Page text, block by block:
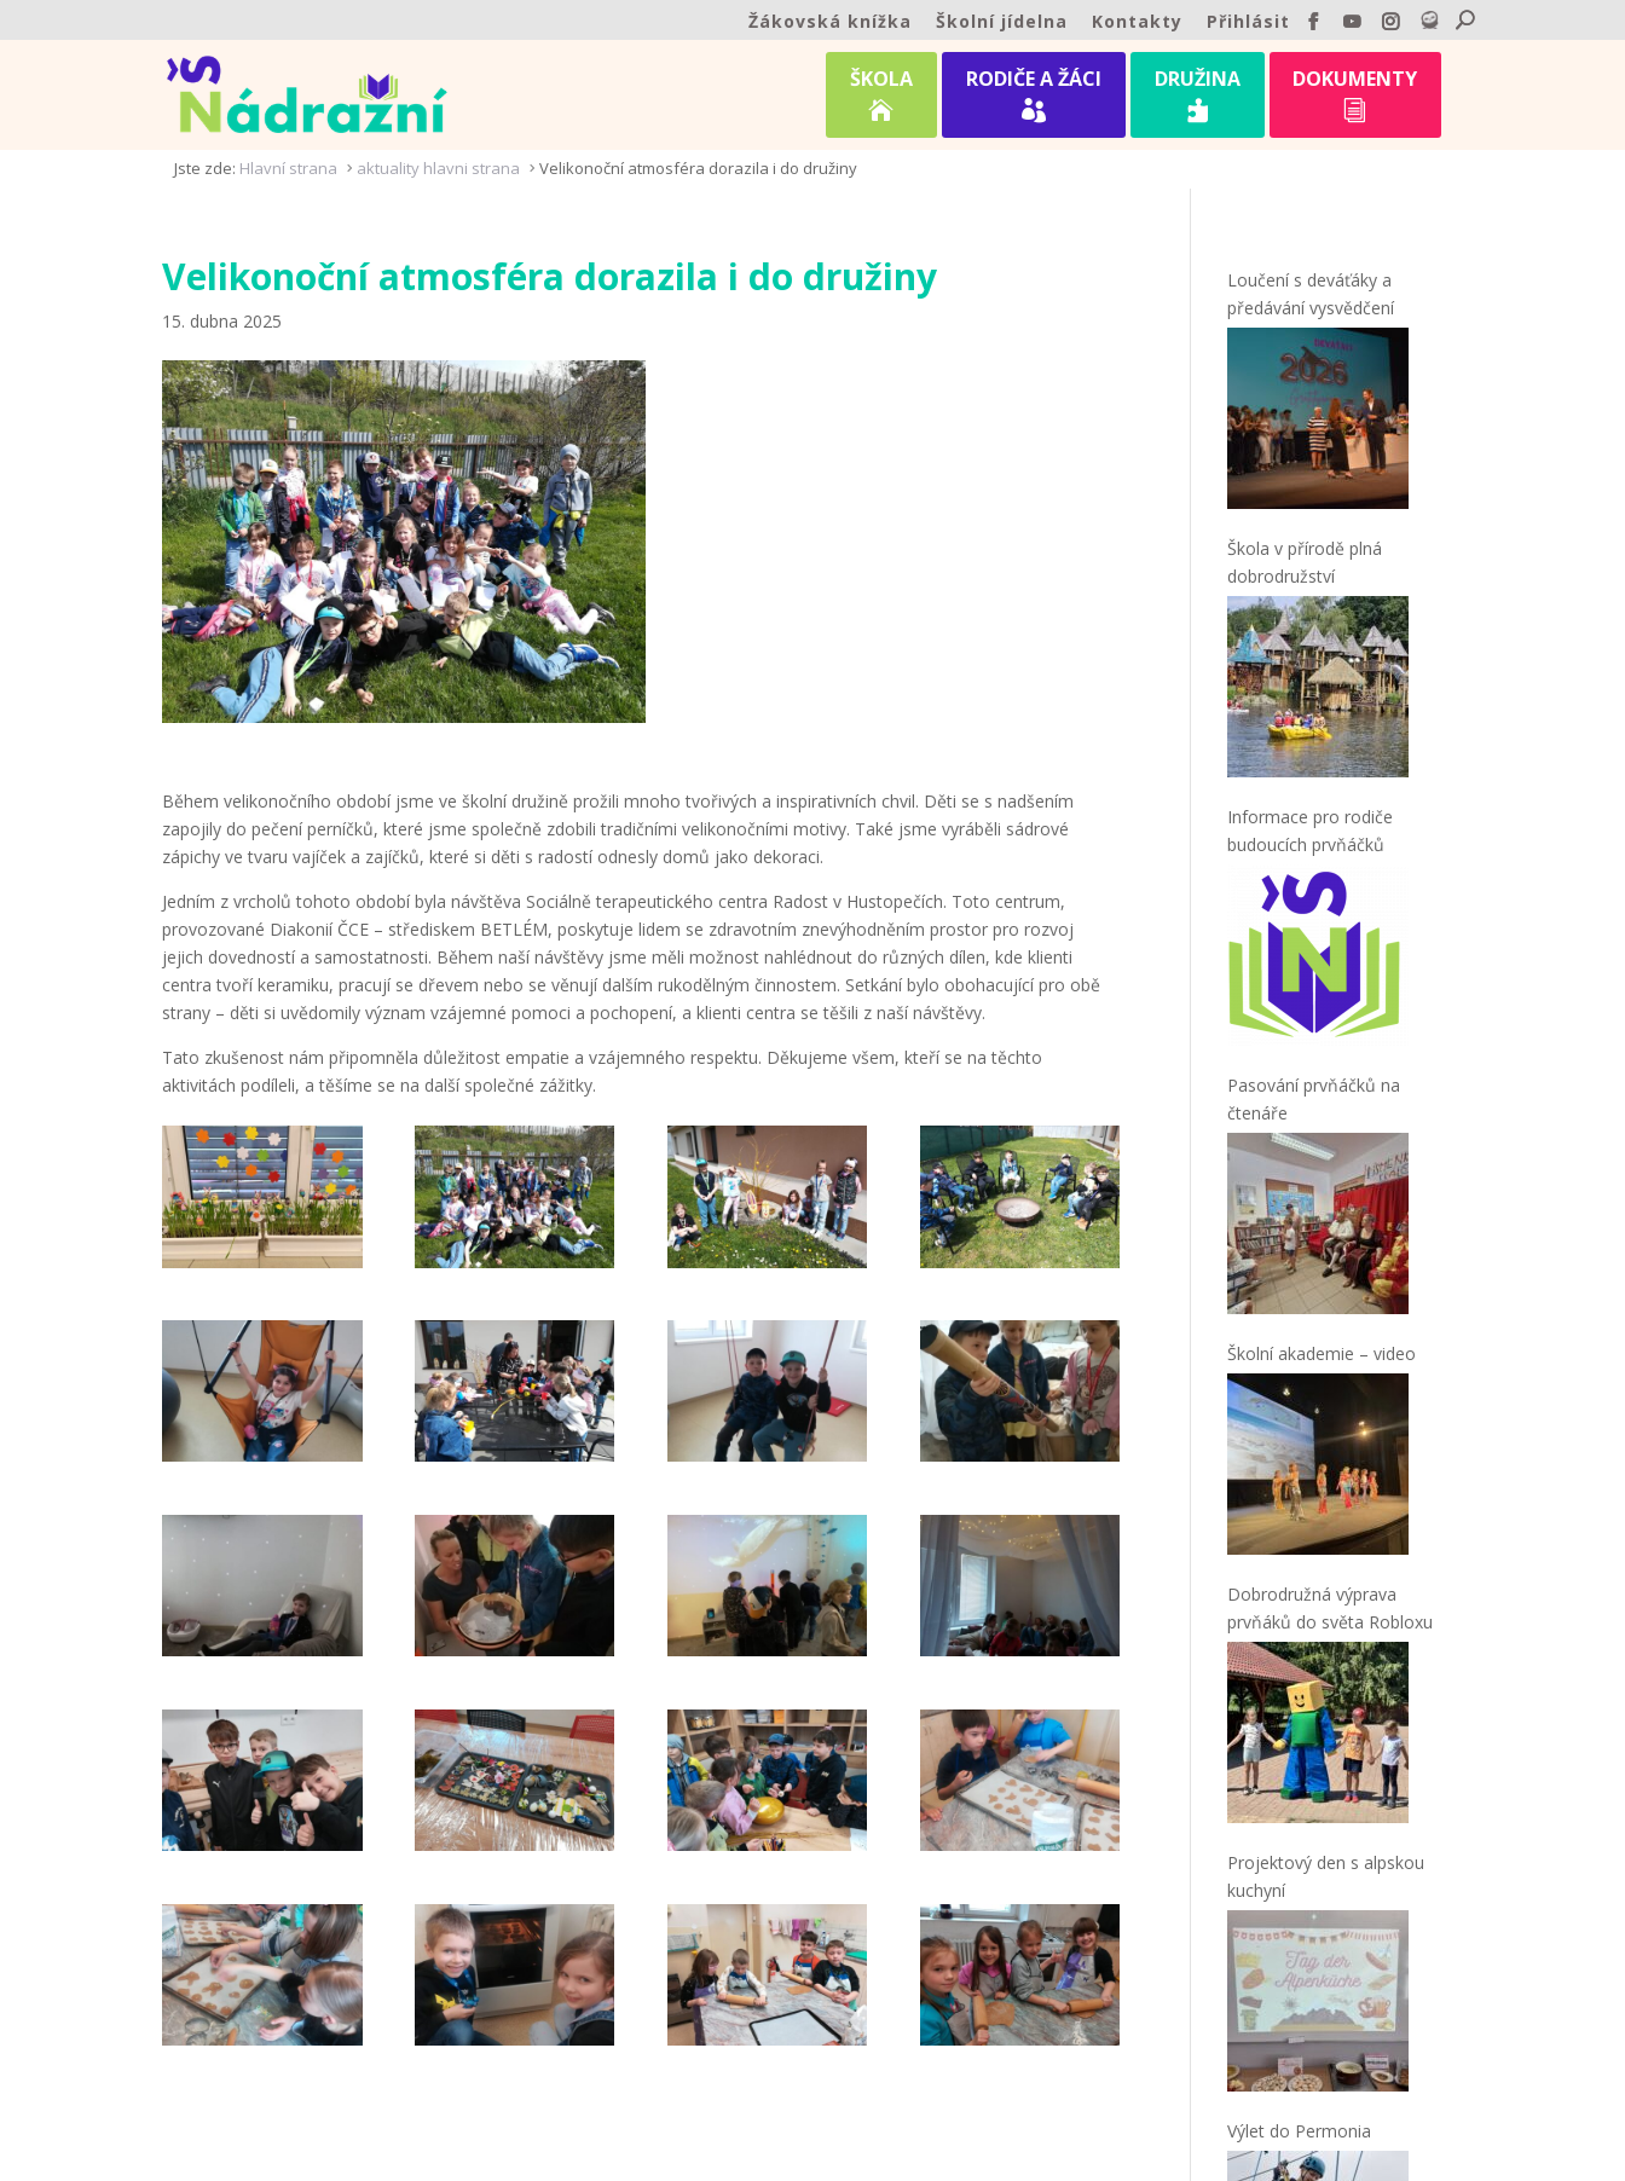
Žákovská knížka Školní jídelna Kontakty Přihlásit
ŠKOLA

RODIČE A ŽÁCI

DRUŽINA

DOKUMENTY
i
Jste zde: Hlavní strana 5 aktuality hlavni strana 5Velikonoční atmosféra dorazila i do družiny
Velikonoční atmosféra dorazila i do družiny
15. dubna 2025
Během velikonočního období jsme ve školní družině prožili mnoho tvořivých a inspirativních chvil. Děti se s nadšením
zapojily do pečení perníčků, které jsme společně zdobili tradičními velikonočními motivy. Také jsme vyráběli sádrové
zápichy ve tvaru vajíček a zajíčků, které si děti s radostí odnesly domů jako dekoraci.
Jedním z vrcholů tohoto období byla návštěva Sociálně terapeutického centra Radost v Hustopečích. Toto centrum,
provozované Diakonií ČCE – střediskem BETLÉM, poskytuje lidem se zdravotním znevýhodněním prostor pro rozvoj
jejich dovedností a samostatnosti. Během naší návštěvy jsme měli možnost nahlédnout do různých dílen, kde klienti
centra tvoří keramiku, pracují se dřevem nebo se věnují dalším rukodělným činnostem. Setkání bylo obohacující pro obě
strany – děti si uvědomily význam vzájemné pomoci a pochopení, a klienti centra se těšili z naší návštěvy.
Tato zkušenost nám připomněla důležitost empatie a vzájemného respektu. Děkujeme všem, kteří se na těchto
aktivitách podíleli, a těšíme se na další společné zážitky.
Loučení s deváťáky a
předávání vysvědčení
Škola v přírodě plná
dobrodružství
Informace pro rodiče
budoucích prvňáčků
Pasování prvňáčků na
čtenáře
Školní akademie – video
Dobrodružná výprava
prvňáků do světa Robloxu
Projektový den s alpskou
kuchyní
Výlet do Permonia